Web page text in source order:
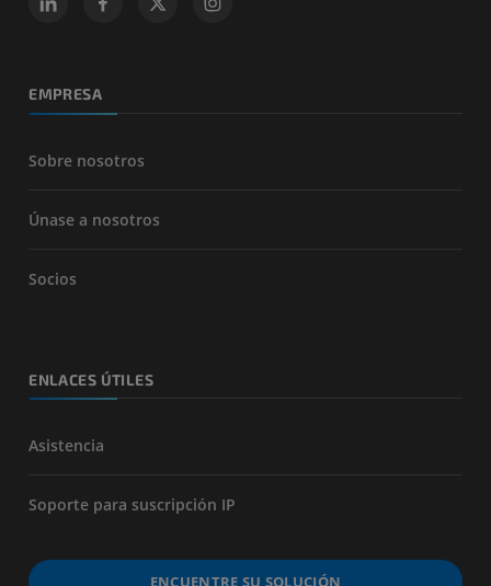
EMPRESA
Sobre nosotros
Únase a nosotros
Socios
ENLACES ÚTILES
Asistencia
Soporte para suscripción IP
ENCUENTRE SU SOLUCIÓN